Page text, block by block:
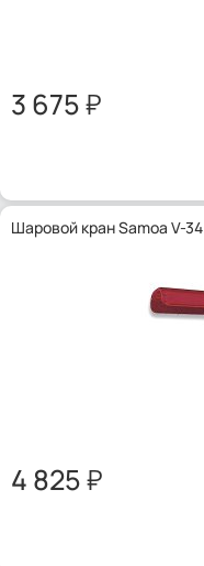
3 675
Шаровой кран Samoa V-34
4 825